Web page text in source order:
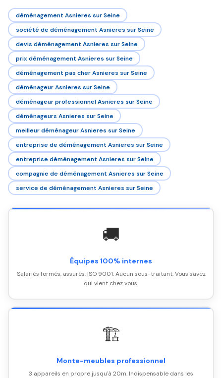
déménagement Asnieres sur Seine
société de déménagement Asnieres sur Seine
devis déménagement Asnieres sur Seine
prix déménagement Asnieres sur Seine
déménagement pas cher Asnieres sur Seine
déménageur Asnieres sur Seine
déménageur professionnel Asnieres sur Seine
déménageurs Asnieres sur Seine
meilleur déménageur Asnieres sur Seine
entreprise de déménagement Asnieres sur Seine
entreprise déménagement Asnieres sur Seine
compagnie de déménagement Asnieres sur Seine
service de déménagement Asnieres sur Seine
🚚
Équipes 100% internes
Salariés formés, assurés, ISO 9001. Aucun sous-traitant. Vous savez
qui vient chez vous.
🏗️
Monte-meubles professionnel
3 appareils en propre jusqu'à 20m. Indispensable dans les